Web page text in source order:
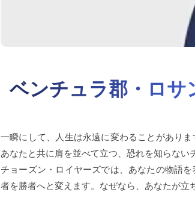
ベンチュラ郡・ロサ
一瞬にして、人生は永遠に変わることがあり
あなたと共に肩を並べて立つ、恐れを知らない
チョーズン・ロイヤーズでは、あなたの物語
者を勝者へと変えます。なぜなら、あなたが立